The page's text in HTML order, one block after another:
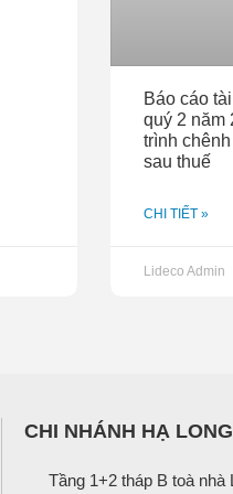
Báo cáo
quý 2 năm
trình
sau thuế
CHI TIẾT »
Lideco Admin
CHI NHÁNH HẠ LONG
Tầng 1+2 tháp B toà